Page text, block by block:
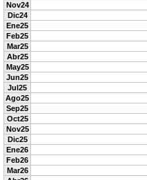
Nov24
Dic24
Ene25
Feb25
Mar25
Abr25
May25
Jun25
Jul25
Ago25
Sep25
Oct25
Nov25
Dic25
Ene26
Feb26
Mar26